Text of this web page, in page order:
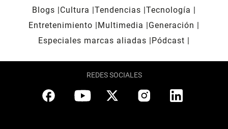
Blogs
Cultura Tendencias Tecnología
Entretenimiento
Multimedia
Generación
Especiales marcas aliadas
Pódcast
REDES SOCIALES